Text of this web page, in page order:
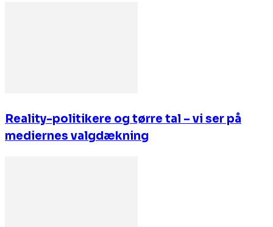
Reality-politikere og tørre tal – vi ser på
mediernes valgdækning